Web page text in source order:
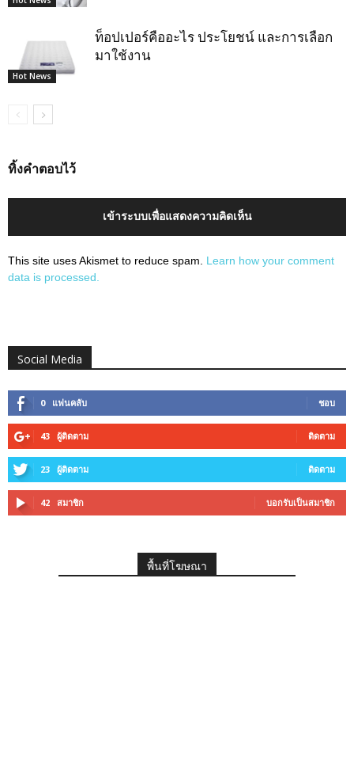
Hot News
ท็อปเปอร์คืออะไร ประโยชน์ และการเลือก
มาใช้งาน
ทิ้งคำตอบไว้
เข้าระบบเพื่อแสดงความคิดเห็น
This site uses Akismet to reduce spam. Learn how your comment
data is processed.
Social Media
0 แฟนคลับ ชอบ
43 ผู้ติดตาม ติดตาม
23 ผู้ติดตาม ติดตาม
42 สมาชิก บอกรับเป็นสมาชิก
พื้นที่โฆษณา